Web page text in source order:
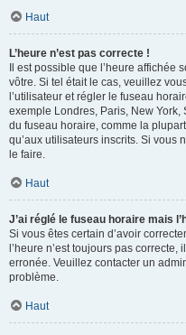
Haut
L’heure n’est pas correcte !
Il est possible que l’heure
vôtre. Si tel était le cas, veuillez
l’utilisateur et régler le fuseau
exemple Londres, Paris, New
du fuseau horaire, comme la
qu’aux utilisateurs inscrits. Si vous
le faire.
Haut
J’ai réglé le fuseau horaire mais
Si vous êtes certain d’avoir
l’heure n’est toujours pas
erronée. Veuillez contacter un
problème.
Haut